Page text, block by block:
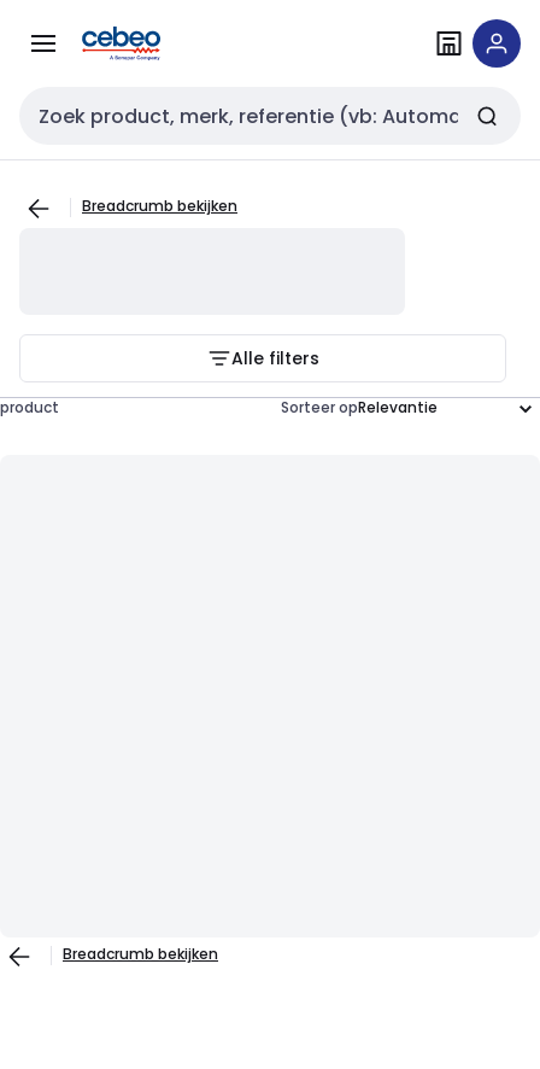
naar
naar
Zoekveld invoer
Breadcrumb bekijken
Alle filters
product Sorteer op
Breadcrumb bekijken